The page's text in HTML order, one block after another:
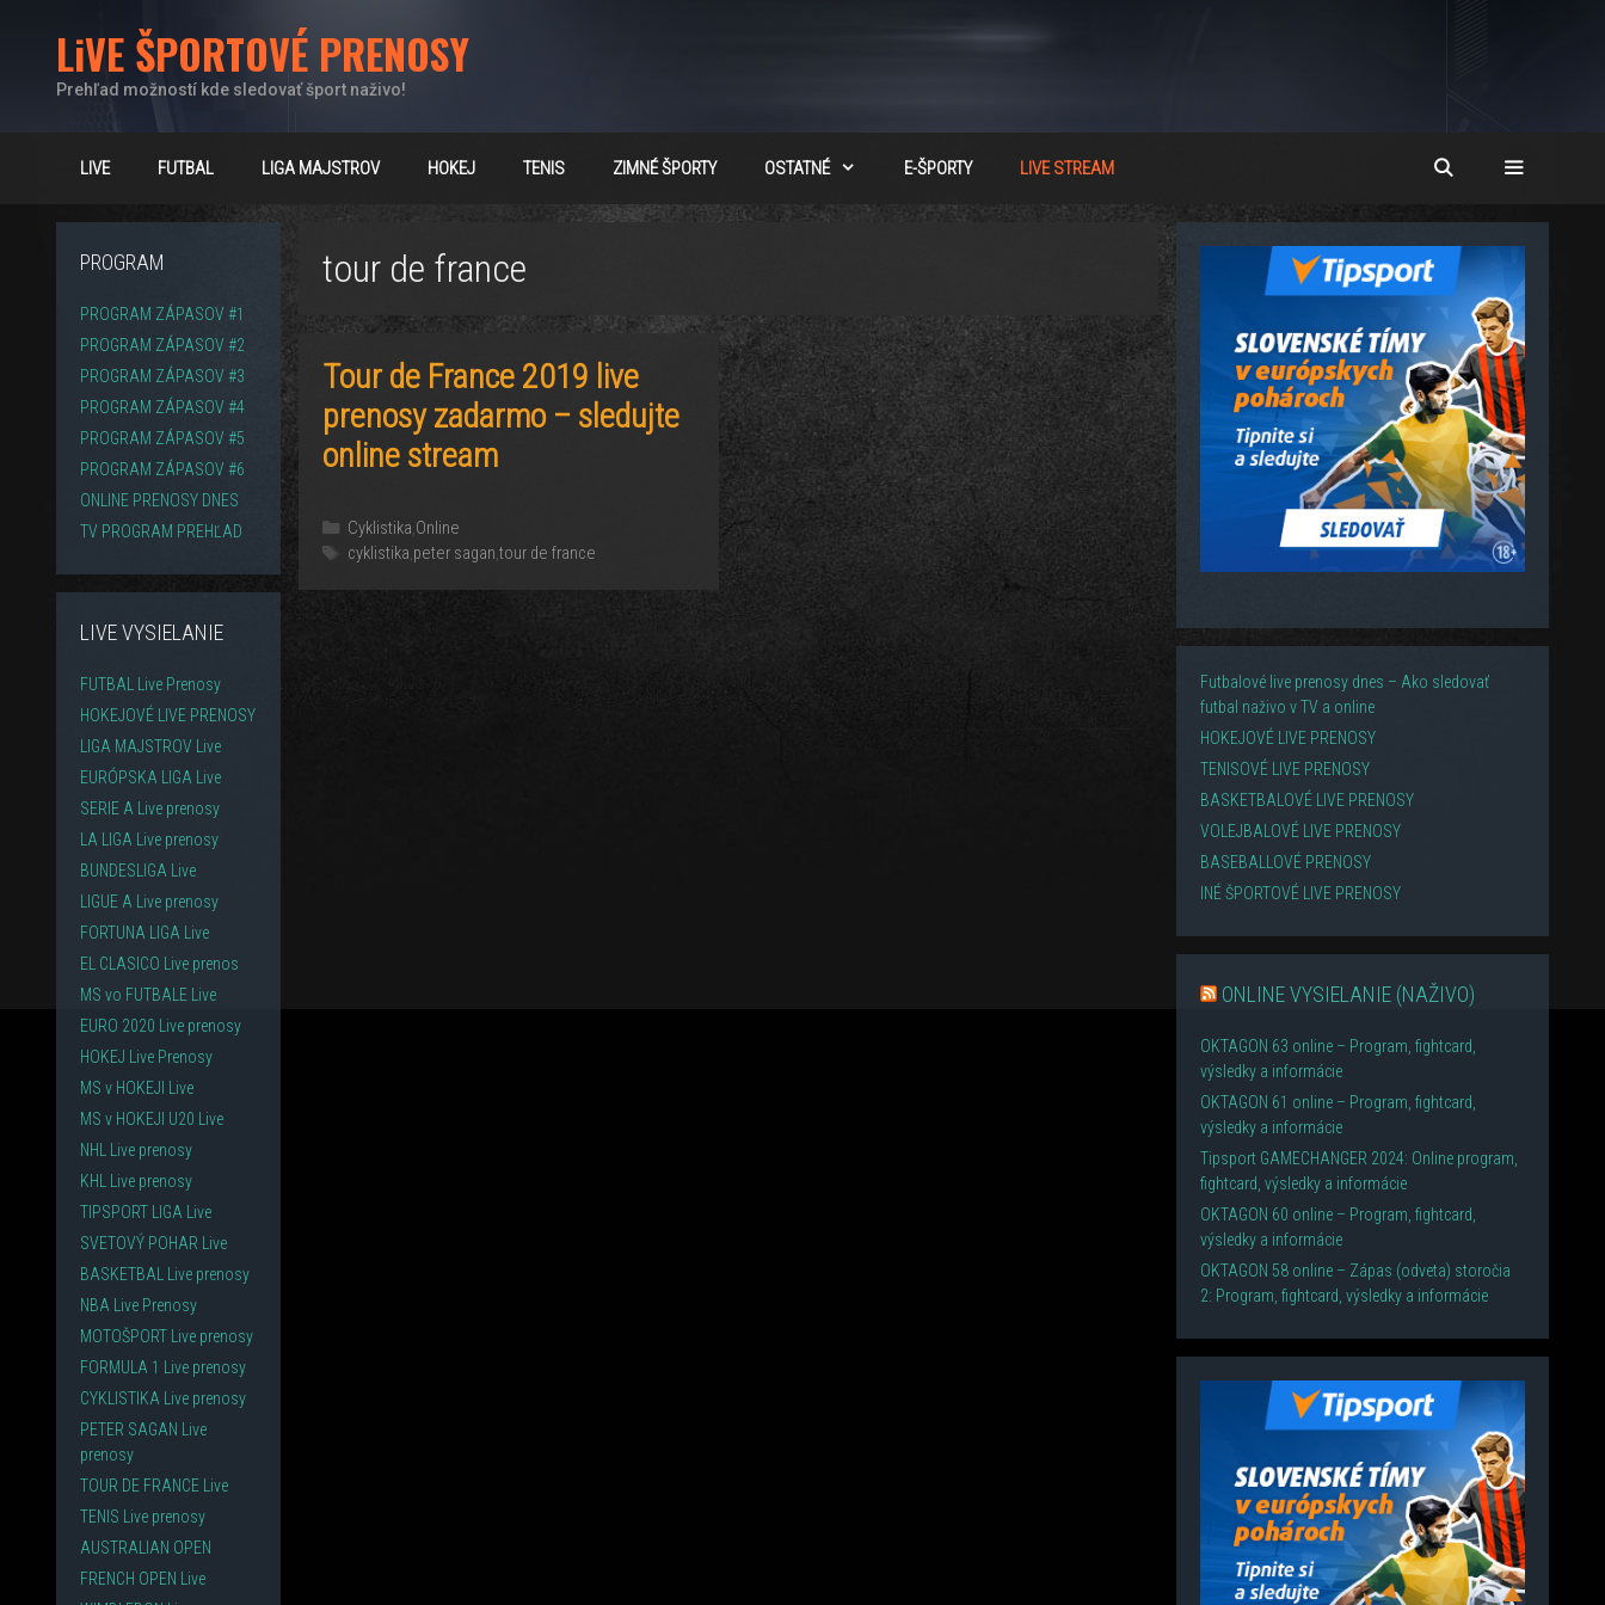
LiVE ŠPORTOVÉ PRENOSY
Prehľad možností kde sledovať šport naživo!
LIVE FUTBAL LIGA MAJSTROV HOKEJ TENIS ZIMNÉ ŠPORTY OSTATNÉ E-ŠPORTY LIVE STREAM
tour de france
Tour de France 2019 live
prenosy zadarmo – sledujte
online stream
Kategórie
Cyklistika,Online
Značky
cyklistika,peter sagan,tour de france
PROGRAM
PROGRAM ZÁPASOV #1
PROGRAM ZÁPASOV #2
PROGRAM ZÁPASOV #3
PROGRAM ZÁPASOV #4
PROGRAM ZÁPASOV #5
PROGRAM ZÁPASOV #6
ONLINE PRENOSY DNES
TV PROGRAM PREHĽAD
LIVE VYSIELANIE
FUTBAL Live Prenosy
HOKEJOVÉ LIVE PRENOSY
LIGA MAJSTROV Live
EURÓPSKA LIGA Live
SERIE A Live prenosy
LA LIGA Live prenosy
BUNDESLIGA Live
LIGUE A Live prenosy
FORTUNA LIGA Live
EL CLASICO Live prenos
MS vo FUTBALE Live
EURO 2020 Live prenosy
HOKEJ Live Prenosy
MS v HOKEJI Live
MS v HOKEJI U20 Live
NHL Live prenosy
KHL Live prenosy
TIPSPORT LIGA Live
SVETOVÝ POHAR Live
BASKETBAL Live prenosy
NBA Live Prenosy
MOTOŠPORT Live prenosy
FORMULA 1 Live prenosy
CYKLISTIKA Live prenosy
PETER SAGAN Live
prenosy
TOUR DE FRANCE Live
TENIS Live prenosy
AUSTRALIAN OPEN
FRENCH OPEN Live
Futbalové live prenosy dnes – Ako sledovať
futbal naživo v TV a online
HOKEJOVÉ LIVE PRENOSY
TENISOVÉ LIVE PRENOSY
BASKETBALOVÉ LIVE PRENOSY
VOLEJBALOVÉ LIVE PRENOSY
BASEBALLOVÉ PRENOSY
INÉ ŠPORTOVÉ LIVE PRENOSY
ONLINE VYSIELANIE (NAŽIVO)
OKTAGON 63 online – Program, fightcard,
výsledky a informácie
OKTAGON 61 online – Program, fightcard,
výsledky a informácie
Tipsport GAMECHANGER 2024: Online program,
fightcard, výsledky a informácie
OKTAGON 60 online – Program, fightcard,
výsledky a informácie
OKTAGON 58 online – Zápas (odveta) storočia
2: Program, fightcard, výsledky a informácie